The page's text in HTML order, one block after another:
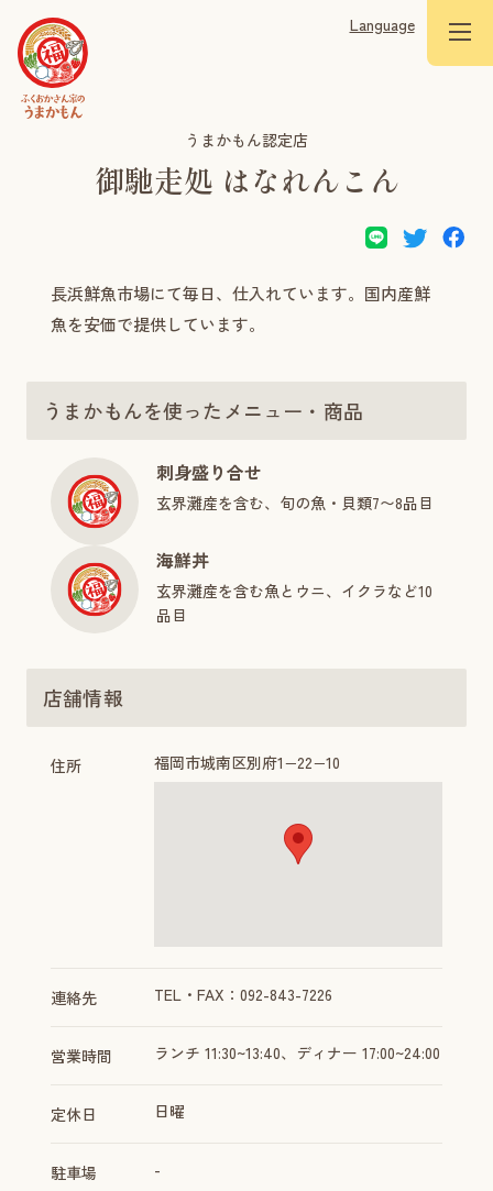
Language
うまかもん認定店
御馳走処 はなれんこん
長浜鮮魚市場にて毎日、仕入れています。国内産鮮
魚を安価で提供しています。
うまかもんを使ったメニュー・商品
刺身盛り合せ
玄界灘産を含む、旬の魚・貝類7〜8品目
海鮮丼
玄界灘産を含む魚とウニ、イクラなど10
品目
店舗情報
住所 福岡市城南区別府1−22−10
連絡先 TEL・FAX：092-843-7226
営業時間 ランチ 11:30~13:40、ディナー 17:00~24:00
定休日 日曜
駐車場 -